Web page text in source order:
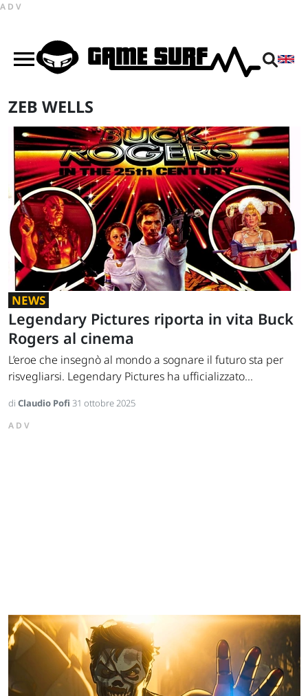
ADV
ZEB WELLS
NEWS
Legendary Pictures riporta in vita Buck
Rogers al cinema
L’eroe che insegnò al mondo a sognare il futuro sta per
risvegliarsi. Legendary Pictures ha ufficializzato...
di Claudio Pofi 31 ottobre 2025
ADV